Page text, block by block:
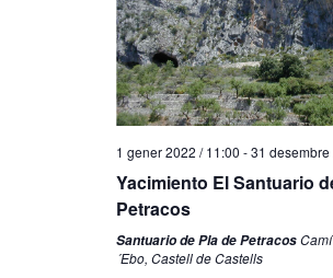
1 gener 2022 / 11:00 -31
Yacimiento El Santuario
Petracos
Santuario de Pla de Petracos
´Ebo, Castell de Castells